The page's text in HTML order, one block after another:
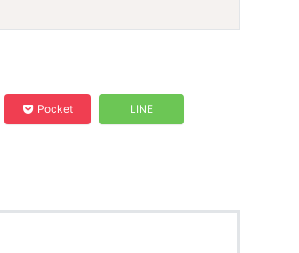
Pocket LINE